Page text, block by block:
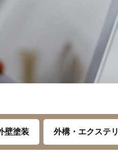
壁塗装 外構・エクステ